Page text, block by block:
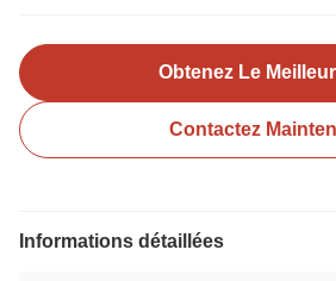
Obtenez Le
Contactez
Informations détaillées